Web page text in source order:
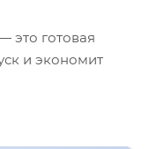
это готовая
и экономит